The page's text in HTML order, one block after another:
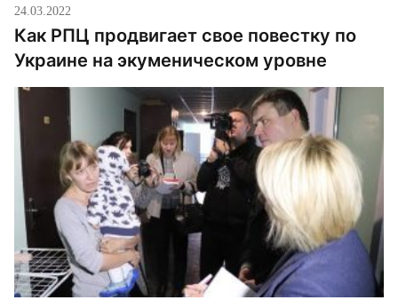
24.03.2022
Как РПЦ продвигает свое повестку по
Украине на экуменическом уровне